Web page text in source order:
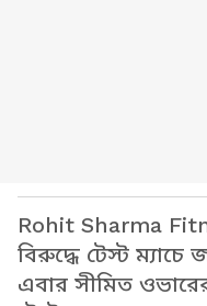
Rohit Sharma
বিরুদ্ধে টেস্ট
এবার সীমিত